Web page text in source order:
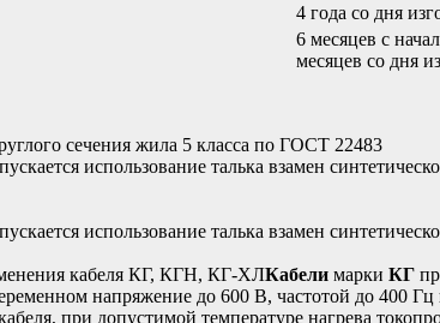
4 года со дня
6 месяцев с
месяцев cо дня
сечения жила 5 класса по ГОСТ 22483
использование талька взамен
использование талька взамен
кабеля КГ, КГН, КГ-ХЛКабели марки КГ
напряжение до 600 В, частотой до 400
при допустимой температуре нагрева